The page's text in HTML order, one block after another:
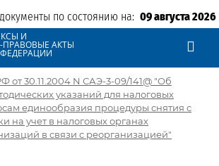
по состоянию на: 09 августа 2026
И
АКТЫ
30.11.2004 N САЭ-3-09/141@ "Об
указаний для налоговых
единообразия процедуры снятия с
на учет в налоговых органах
в связи с реорганизацией"